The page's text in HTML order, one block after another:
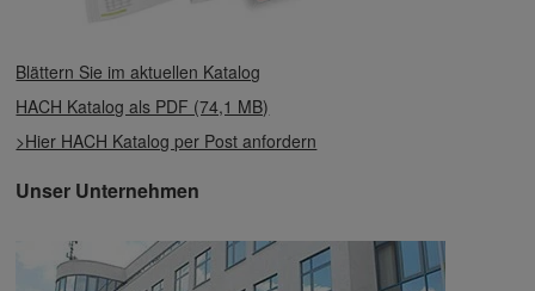
Blättern Sie im aktuellen Katalog
HACH Katalog als PDF (74,1 MB)
>Hier HACH Katalog per Post anfordern
Unser Unternehmen